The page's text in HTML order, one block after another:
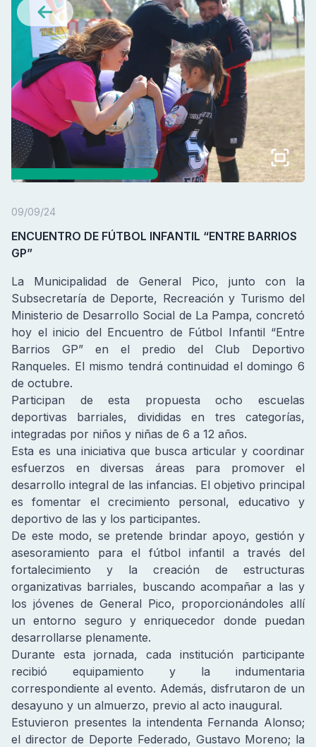
09/09/24
ENCUENTRO DE FÚTBOL INFANTIL “ENTRE BARRIOS
GP”
La Municipalidad de General Pico, junto con la
Subsecretaría de Deporte, Recreación y Turismo del
Ministerio de Desarrollo Social de La Pampa, concretó
hoy el inicio del Encuentro de Fútbol Infantil “Entre
Barrios GP” en el predio del Club Deportivo
Ranqueles. El mismo tendrá continuidad el domingo 6
de octubre.
Participan de esta propuesta ocho escuelas
deportivas barriales, divididas en tres categorías,
integradas por niños y niñas de 6 a 12 años.
Esta es una iniciativa que busca articular y coordinar
esfuerzos en diversas áreas para promover el
desarrollo integral de las infancias. El objetivo principal
es fomentar el crecimiento personal, educativo y
deportivo de las y los participantes.
De este modo, se pretende brindar apoyo, gestión y
asesoramiento para el fútbol infantil a través del
fortalecimiento y la creación de estructuras
organizativas barriales, buscando acompañar a las y
los jóvenes de General Pico, proporcionándoles allí
un entorno seguro y enriquecedor donde puedan
desarrollarse plenamente.
Durante esta jornada, cada institución participante
recibió equipamiento y la indumentaria
correspondiente al evento. Además, disfrutaron de un
desayuno y un almuerzo, previo al acto inaugural.
Estuvieron presentes la intendenta Fernanda Alonso;
el director de Deporte Federado, Gustavo Moreno; la